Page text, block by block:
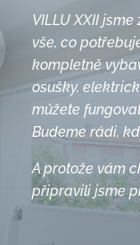
VILLU XXII
vše, co
kompletně
osušky,
můžete
Budeme rádi,
A protože vám
připravili jsme